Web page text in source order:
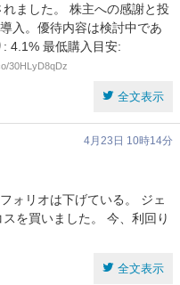
ました。 株主への感謝と投
入。優待内容は検討中であ
4.1% 最低購入目安:
30HLyD8qDz
全文表示
4月23日 10時14分
ォリオは下げている。 ジェ
を買いました。 今、利回り
全文表示